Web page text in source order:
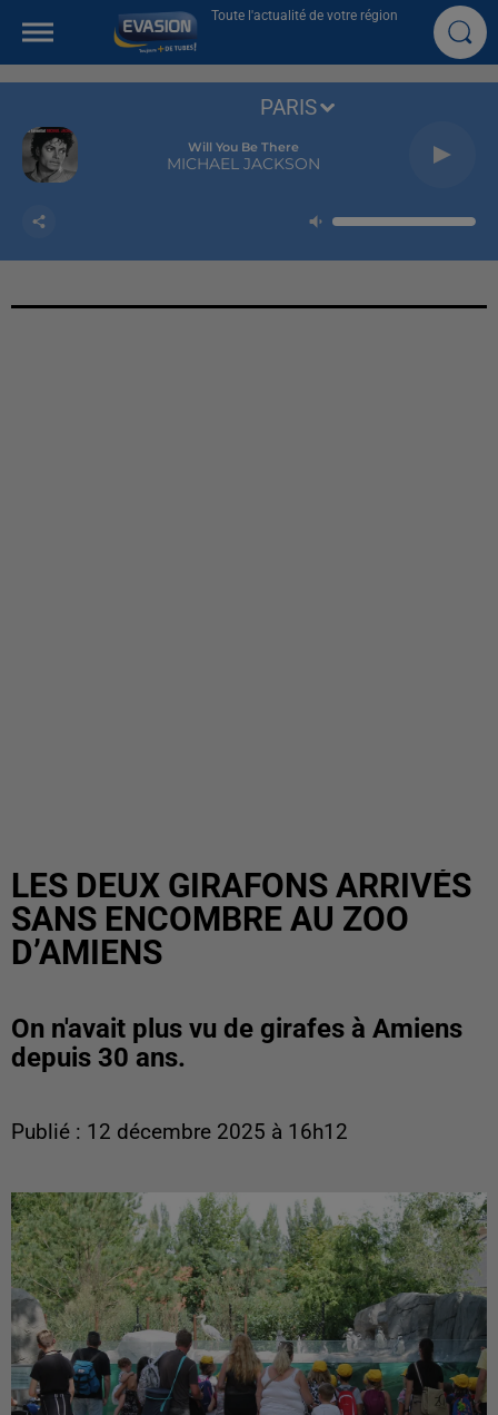
Toute l'actualité de votre région
Will You Be There
MICHAEL JACKSON
PARIS
LES DEUX GIRAFONS ARRIVÉS
SANS ENCOMBRE AU ZOO
D’AMIENS
On n'avait plus vu de girafes à Amiens
depuis 30 ans.
Publié : 12 décembre 2025 à 16h12